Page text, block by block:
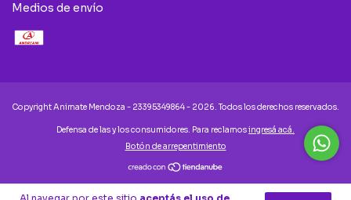
Medios de envío
Copyright Animate Mendoza - 23395349864 - 2026. Todos los derechos reservados.
Defensa de las y los consumidores. Para reclamosingresá acá.
Botón de arrepentimiento